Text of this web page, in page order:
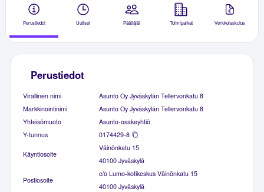
Perustiedot Uutiset Päättäjät Toimipaikat Verkkolaskutus
Perustiedot
Virallinen nimi
Asunto Oy Jyväskylän Tellervonkatu 8
Markkinointinimi
Asunto Oy Jyväskylän Tellervonkatu 8
Yhteisömuoto
Asunto-osakeyhtiö
Y-tunnus
0174429-8
Käyntiosoite
Väinönkatu 15
40100 Jyväskylä
Postiosoite
c/o Lumo-kotikeskus Väinönkatu 15
40100 Jyväskylä